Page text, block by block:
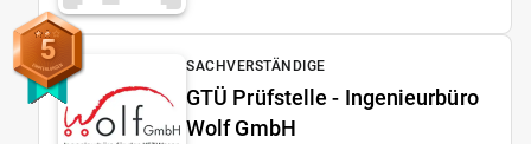
5 SACHVERSTÄNDIGE
GTÜ Prüfstelle - Ingenieurbüro
Wolf GmbH